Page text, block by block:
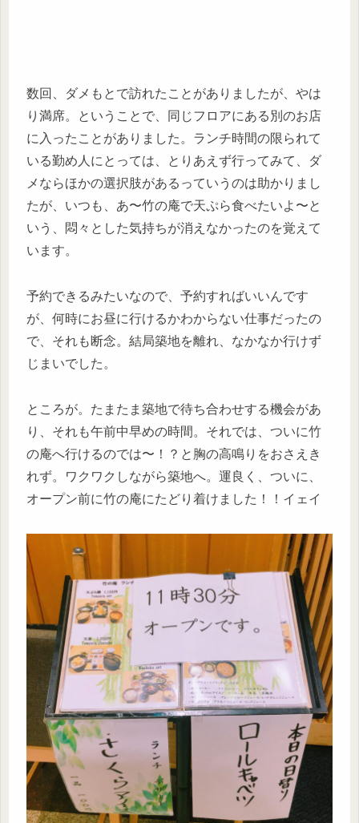
数回、ダメもとで訪れたことがありましたが、やは
り満席。ということで、同じフロアにある別のお店
に入ったことがありました。ランチ時間の限られて
いる勤め人にとっては、とりあえず行ってみて、ダ
メならほかの選択肢があるっていうのは助かりまし
たが、いつも、あ〜竹の庵で天ぷら食べたいよ〜と
いう、悶々とした気持ちが消えなかったのを覚えて
います。
予約できるみたいなので、予約すればいいんです
が、何時にお昼に行けるかわからない仕事だったの
で、それも断念。結局築地を離れ、なかなか行けず
じまいでした。
ところが。たまたま築地で待ち合わせする機会があ
り、それも午前中早めの時間。それでは、ついに竹
の庵へ行けるのでは〜！？と胸の高鳴りをおさえき
れず。ワクワクしながら築地へ。運良く、ついに、
オープン前に竹の庵にたどり着けました！！イェイ